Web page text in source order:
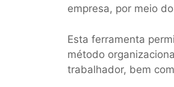
empresa, por meio
Esta ferramenta
método
trabalhador, bem